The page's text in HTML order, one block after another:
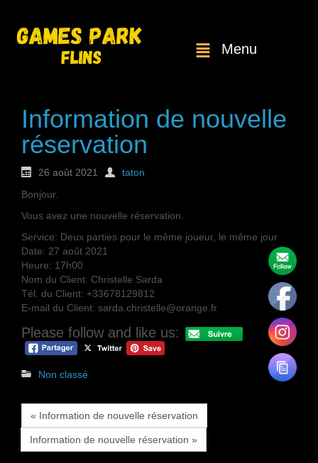
Menu
Information de nouvelle
réservation
26 août 2021
taton
Bonjour.
Vous avez une nouvelle réservation.
Service: Deux parties pour le même joueur, le même jour
Date: 27 août 2021
Heure: 17h00
Nom du Client: Christelle Sarda
Tél. du Client: +33678129812
E-mail du Client: sarda.christelle@orange.fr
Please follow and like us:
Non classé
« Information de nouvelle réservation
Information de nouvelle réservation »